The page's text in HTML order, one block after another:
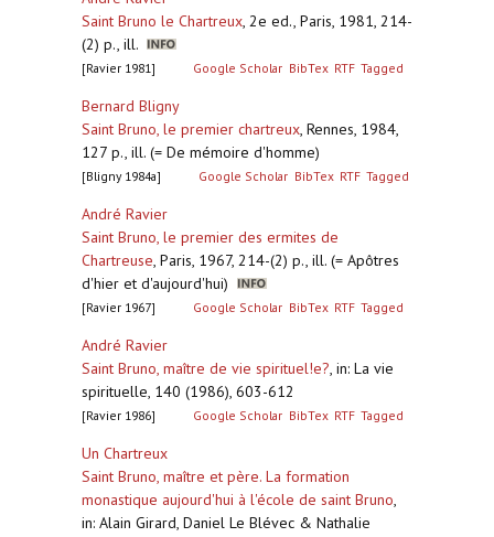
Saint Bruno le Chartreux, 2e ed., Paris, 1981, 214-
(2) p., ill.
[Ravier 1981] Google Scholar BibTex RTF Tagged
Bernard Bligny
Saint Bruno, le premier chartreux, Rennes, 1984,
127 p., ill. (= De mémoire d'homme)
[Bligny 1984a] Google Scholar BibTex RTF Tagged
André Ravier
Saint Bruno, le premier des ermites de
Chartreuse, Paris, 1967, 214-(2) p., ill. (= Apôtres
d'hier et d'aujourd'hui)
[Ravier 1967] Google Scholar BibTex RTF Tagged
André Ravier
Saint Bruno, maître de vie spirituel!e?, in: La vie
spirituelle, 140 (1986), 603-612
[Ravier 1986] Google Scholar BibTex RTF Tagged
Un Chartreux
Saint Bruno, maître et père. La formation
monastique aujourd'hui à l'école de saint Bruno,
in: Alain Girard, Daniel Le Blévec & Nathalie